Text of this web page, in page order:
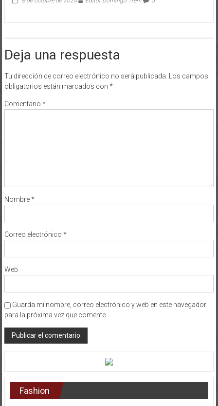
Deja una respuesta
Tu dirección de correo electrónico no será publicada.
Los campos
obligatorios están marcados con *
Comentario *
Nombre*
Correo electrónico *
Web
Guarda mi nombre, correo electrónico y web en este navegador
para la próxima vez que comente.
Fashion